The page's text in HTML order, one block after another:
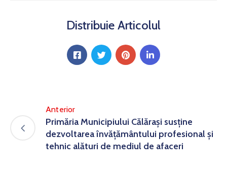
Distribuie Articolul
Anterior
Primăria Municipiului Călărași susține
dezvoltarea învățământului profesional și
tehnic alături de mediul de afaceri